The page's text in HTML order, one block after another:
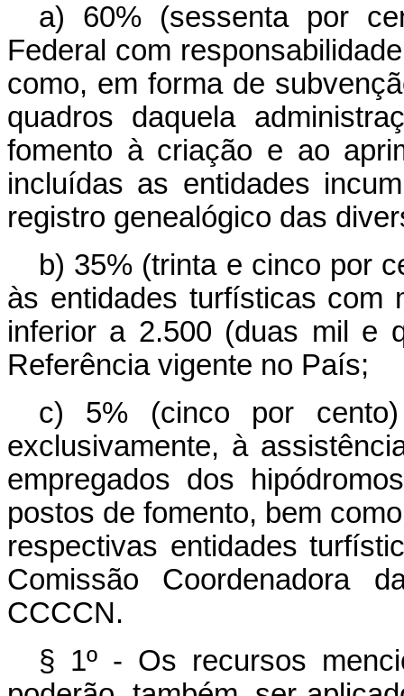
a) 60% (sessenta por
Federal com
como, em forma de
quadros daquela
fomento à criação e ao
incluídas as entidades
registro genealógico das
b) 35% (trinta e cinco por
às entidades turfísticas com
inferior a 2.500 (duas mil e
Referência vigente no País;
c) 5% (cinco por
exclusivamente, à
empregados dos
postos de fomento, bem
respectivas entidades
Comissão Coordenadora
CCCCN.
§ 1º - Os recursos